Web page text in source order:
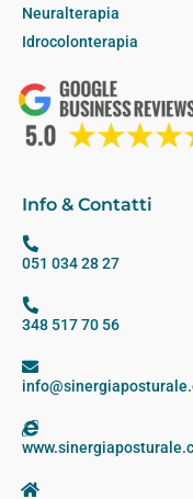
Neuralterapia
Idrocolonterapia
Info & Contatti
051 034 28 27
348 517 70 56